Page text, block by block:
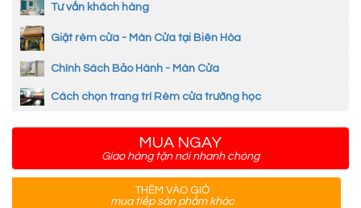
Tư vấn khách hàng
Giặt rèm cửa - Màn Cửa tại Biên Hòa
Chính Sách Bảo Hành - Màn Cửa
Cách chọn trang trí Rèm cửa trường học
MUA NGAY
Giao hàng tận nơi nhanh chóng
THÊM VÀO GIỎ
mua tiếp sản phẩm khác